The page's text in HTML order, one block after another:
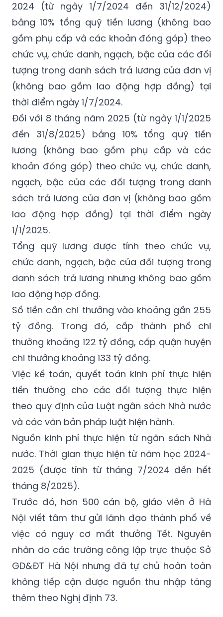
khen thưởng của đơn vị.
Mức kinh phí hỗ trợ: đối với 6 tháng năm
2024 (từ ngày 1/7/2024 đến 31/12/2024)
bằng 10% tổng quỹ tiền lương (không bao
gồm phụ cấp và các khoản đóng góp) theo
chức vụ, chức danh, ngạch, bậc của các đối
tượng trong danh sách trả lương của đơn vị
(không bao gồm lao động hợp đồng) tại
thời điểm ngày 1/7/2024.
Đối với 8 tháng năm 2025 (từ ngày 1/1/2025
đến 31/8/2025) bằng 10% tổng quỹ tiền
lương (không bao gồm phụ cấp và các
khoản đóng góp) theo chức vụ, chức danh,
ngạch, bậc của các đối tượng trong danh
sách trả lương của đơn vị (không bao gồm
lao động hợp đồng) tại thời điểm ngày
1/1/2025.
Tổng quỹ lương được tính theo chức vụ,
chức danh, ngạch, bậc của đối tượng trong
danh sách trả lương nhưng không bao gồm
lao động hợp đồng.
Số tiền cần chi thưởng vào khoảng gần 255
tỷ đồng. Trong đó, cấp thành phố chi
thưởng khoảng 122 tỷ đồng, cấp quận huyện
chi thưởng khoảng 133 tỷ đồng.
Việc kế toán, quyết toán kinh phí thực hiện
tiền thưởng cho các đối tượng thực hiện
theo quy định của Luật ngân sách Nhà nước
và các văn bản pháp luật hiện hành.
Nguồn kinh phí thực hiện từ ngân sách Nhà
nước. Thời gian thực hiện từ năm học 2024-
2025 (được tính từ tháng 7/2024 đến hết
tháng 8/2025).
Trước đó, hơn 500 cán bộ, giáo viên ở Hà
Nội viết tâm thư gửi lãnh đạo thành phố về
việc có nguy cơ mất thưởng Tết. Nguyên
nhân do các trường công lập trực thuộc Sở
GD&ĐT Hà Nội nhưng đã tự chủ hoàn toàn